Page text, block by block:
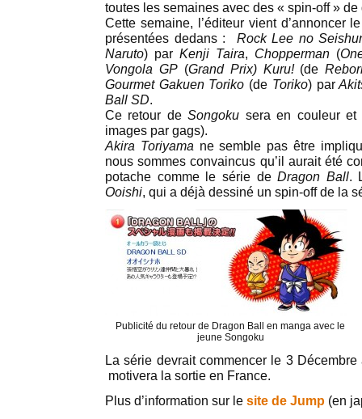
toutes les semaines avec des « spin-off » de
Cette semaine, l’éditeur vient d’annoncer
présentées dedans : Rock Lee no
Naruto) par Kenji Taira, Chopperman (
Vongola GP(Grand Prix) Kuru! (de
Gourmet Gakuen Toriko (de Toriko) par
Ball SD.
Ce retour deSongoku sera en couleur
images par gags).
Akira Toriyama ne semble pas être
nous sommes convaincus qu’il aurait été
potache comme le série deDragon Ball.
Ooishi, qui a déjà dessiné un spin-off de la
Publicité du retour de Dragon Ball en manga avec le
jeune Songoku
La série devrait commencer le 3
motivera la sortie en France.
Plus d’information sur le site de Jump (en